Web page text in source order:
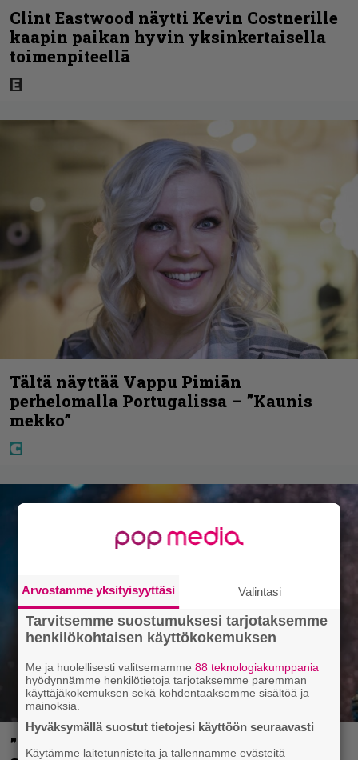
Clint Eastwood näytti Kevin Costnerille
kaapin paikan hyvin yksinkertaisella
toimenpiteellä
Tältä näyttää Vappu Pimiän
perhelomalla Portugalissa – ”Kaunis
mekko”
”He ovat tuoneet soittoon jotain uutta” –
Arvostamme yksityisyyttäsi Valintasi
Tarvitsemme suostumuksesi tarjotaksemme
henkilökohtaisen käyttökokemuksen
Me ja huolellisesti valitsemamme88 teknologiakumppania
hyödynnämme henkilötietoja tarjotaksemme paremman
käyttäjäkokemuksen sekä kohdentaaksemme sisältöä ja
mainoksia.
Hyväksymällä suostut tietojesi käyttöön seuraavasti
Käytämme laitetunnisteita ja tallennamme evästeitä